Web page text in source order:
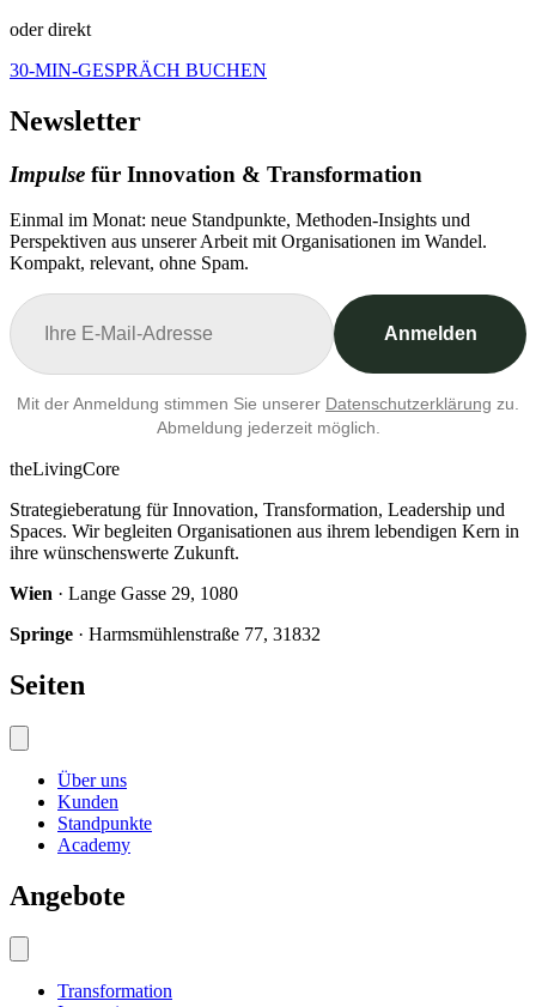
oder direkt
30-MIN-GESPRÄCH BUCHEN
Newsletter
Impulse für Innovation & Transformation
Einmal im Monat: neue Standpunkte, Methoden-Insights und
Perspektiven aus unserer Arbeit mit Organisationen im Wandel.
Kompakt, relevant, ohne Spam.
Anmelden
Mit der Anmeldung stimmen Sie unserer Datenschutzerklärung zu.
Abmeldung jederzeit möglich.
theLivingCore
Strategieberatung für Innovation, Transformation, Leadership und
Spaces. Wir begleiten Organisationen aus ihrem lebendigen Kern in
ihre wünschenswerte Zukunft.
Wien · Lange Gasse 29, 1080
Springe · Harmsmühlenstraße 77, 31832
Seiten
Über uns
Kunden
Standpunkte
Academy
Angebote
Transformation